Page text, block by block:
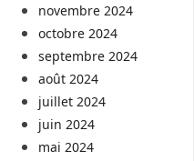
novembre 2024
octobre 2024
septembre 2024
août 2024
juillet 2024
juin 2024
mai 2024